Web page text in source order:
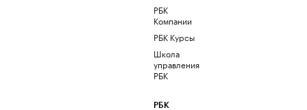
РБК
Компании
РБК Курсы
Школа
управления
РБК
РБК